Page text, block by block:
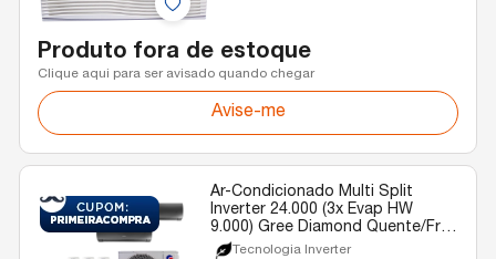
Produto fora de estoque
Clique aqui para ser avisado quando chegar
Avise-me
Ar-Condicionado Multi Split
Inverter 24.000 (3x Evap HW
9.000) Gree Diamond Quente/Frio
R-32 220v
Tecnologia Inverter